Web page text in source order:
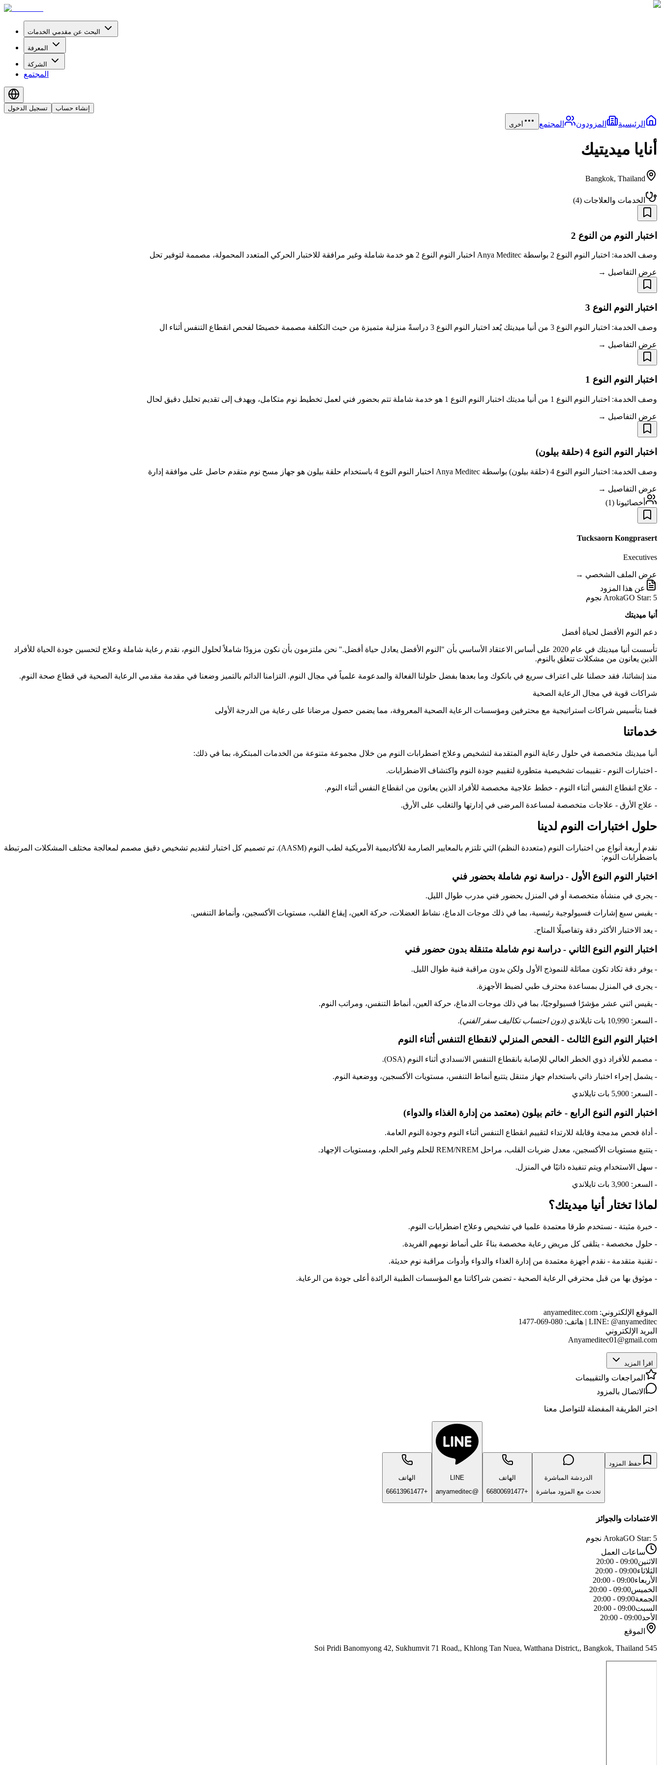
البحث عن مقدمي الخدمات
المعرفة
الشركة
المجتمع
تسجيل الدخول إنشاء حساب
الرئيسية المزودون المجتمع أخرى
أنايا ميديتيك
Bangkok, Thailand
الخدمات والعلاجات (
4
)
اختبار النوم من النوع 2
وصف الخدمة: اختبار النوم النوع 2 بواسطة Anya Meditec اختبار النوم النوع 2 هو خدمة شاملة وغير مرافقة للاختبار الحركي المتعدد المحمولة، مصممة لتوفير تحل
عرض التفاصيل →
اختبار النوم النوع 3
وصف الخدمة: اختبار النوم النوع 3 من أنيا ميديتك يُعد اختبار النوم النوع 3 دراسةً منزلية متميزة من حيث التكلفة مصممة خصيصًا لفحص انقطاع التنفس أثناء ال
عرض التفاصيل →
اختبار النوم النوع 1
وصف الخدمة: اختبار النوم النوع 1 من أنيا مديتك اختبار النوم النوع 1 هو خدمة شاملة تتم بحضور فني لعمل تخطيط نوم متكامل، ويهدف إلى تقديم تحليل دقيق لحال
عرض التفاصيل →
اختبار النوم النوع 4 (حلقة بيلون)
وصف الخدمة: اختبار النوم النوع 4 (حلقة بيلون) بواسطة Anya Meditec اختبار النوم النوع 4 باستخدام حلقة بيلون هو جهاز مسح نوم متقدم حاصل على موافقة إدارة
عرض التفاصيل →
أخصائيونا (
1
)
Tucksaorn Kongprasert
Executives
عرض الملف الشخصي →
عن هذا المزود
ArokaGO Star: 5 نجوم
أنيا ميديتك
دعم النوم الأفضل لحياة أفضل
تأسست أنيا ميديتك في عام 2020 على أساس الاعتقاد الأساسي بأن "النوم الأفضل يعادل حياة أفضل." نحن ملتزمون بأن نكون مزودًا شاملاً لحلول النوم، نقدم رعاية شاملة وعلاج لتحسين جودة الحياة للأفراد
الذين يعانون من مشكلات تتعلق بالنوم.
منذ إنشائنا، فقد حصلنا على اعتراف سريع في بانكوك وما بعدها بفضل حلولنا الفعالة والمدعومة علمياً في مجال النوم. التزامنا الدائم بالتميز وضعنا في مقدمة مقدمي الرعاية الصحية في قطاع صحة النوم.
شراكات قوية في مجال الرعاية الصحية
قمنا بتأسيس شراكات استراتيجية مع محترفين ومؤسسات الرعاية الصحية المعروفة، مما يضمن حصول مرضانا على رعاية من الدرجة الأولى
خدماتنا
أنيا ميديتك متخصصة في حلول رعاية النوم المتقدمة لتشخيص وعلاج اضطرابات النوم من خلال مجموعة متنوعة من الخدمات المبتكرة، بما في ذلك:
- اختبارات النوم - تقييمات تشخيصية متطورة لتقييم جودة النوم واكتشاف الاضطرابات.
- علاج انقطاع النفس أثناء النوم - خطط علاجية مخصصة للأفراد الذين يعانون من انقطاع النفس أثناء النوم.
- علاج الأرق - علاجات متخصصة لمساعدة المرضى في إدارتها والتغلب على الأرق.
حلول اختبارات النوم لدينا
نقدم أربعة أنواع من اختبارات النوم (متعددة النظم) التي تلتزم بالمعايير الصارمة للأكاديمية الأمريكية لطب النوم (AASM). تم تصميم كل اختبار لتقديم تشخيص دقيق مصمم لمعالجة مختلف المشكلات المرتبطة
باضطرابات النوم:
اختبار النوم النوع الأول - دراسة نوم شاملة بحضور فني
- يجرى في منشأة متخصصة أو في المنزل بحضور فني مدرب طوال الليل.
- يقيس سبع إشارات فسيولوجية رئيسية، بما في ذلك موجات الدماغ، نشاط العضلات، حركة العين، إيقاع القلب، مستويات الأكسجين، وأنماط التنفس.
- يعد الاختبار الأكثر دقة وتفاصيلًا المتاح.
اختبار النوم النوع الثاني - دراسة نوم شاملة متنقلة بدون حضور فني
- يوفر دقة تكاد تكون مماثلة للنموذج الأول ولكن بدون مراقبة فنية طوال الليل.
- يجرى في المنزل بمساعدة محترف طبي لضبط الأجهزة.
- يقيس اثني عشر مؤشرًا فسيولوجيًا، بما في ذلك موجات الدماغ، حركة العين، أنماط التنفس، ومراتب النوم.
- السعر: 10,990 بات تايلاندي (دون احتساب تكاليف سفر الفني).
اختبار النوم النوع الثالث - الفحص المنزلي لانقطاع التنفس أثناء النوم
- مصمم للأفراد ذوي الخطر العالي للإصابة بانقطاع التنفس الانسدادي أثناء النوم (OSA).
- يشمل إجراء اختبار ذاتي باستخدام جهاز متنقل يتتبع أنماط التنفس، مستويات الأكسجين، ووضعية النوم.
- السعر: 5,900 بات تايلاندي
اختبار النوم النوع الرابع - خاتم بيلون (معتمد من إدارة الغذاء والدواء)
- أداة فحص مدمجة وقابلة للارتداء لتقييم انقطاع التنفس أثناء النوم وجودة النوم العامة.
- يتتبع مستويات الأكسجين، معدل ضربات القلب، مراحل REM/NREM للحلم وغير الحلم، ومستويات الإجهاد.
- سهل الاستخدام ويتم تنفيذه ذاتيًا في المنزل.
- السعر: 3,900 بات تايلاندي
لماذا تختار أنيا ميديتك؟
- خبرة مثبتة - نستخدم طرقا معتمدة علميا في تشخيص وعلاج اضطرابات النوم.
- حلول مخصصة - يتلقى كل مريض رعاية مخصصة بناءً على أنماط نومهم الفريدة.
- تقنية متقدمة - نقدم أجهزة معتمدة من إدارة الغذاء والدواء وأدوات مراقبة نوم حديثة.
- موثوق بها من قبل محترفي الرعاية الصحية - تضمن شراكاتنا مع المؤسسات الطبية الرائدة أعلى جودة من الرعاية.
الموقع الإلكتروني: anyameditec.com
LINE: @anyameditec | هاتف: 080-069-1477
البريد الإلكتروني
Anyameditec01@gmail.com
اقرأ المزيد
المراجعات والتقييمات
الاتصال بالمزود
اختر الطريقة المفضلة للتواصل معنا
حفظ المزود
الدردشة المباشرة
تحدث مع المزود مباشرة
الهاتف
+66800691477
LINE
@anyameditec
الهاتف
+66613961477
الاعتمادات والجوائز
ArokaGO Star: 5 نجوم
ساعات العمل
الاثنين09:00 - 20:00
الثلاثاء09:00 - 20:00
الأربعاء09:00 - 20:00
الخميس09:00 - 20:00
الجمعة09:00 - 20:00
السبت09:00 - 20:00
الأحد09:00 - 20:00
الموقع
545 Soi Pridi Banomyong 42, Sukhumvit 71 Road,, Khlong Tan Nuea, Watthana District,, Bangkok, Thailand